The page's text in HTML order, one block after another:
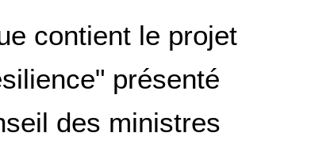
contient le projet
présenté
des ministres